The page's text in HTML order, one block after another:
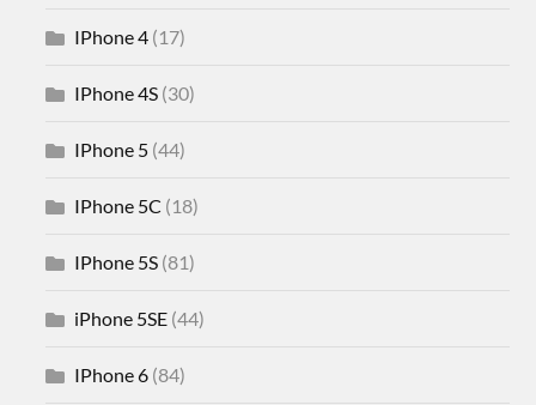
IPhone 4 (17)
IPhone 4S (30)
IPhone 5 (44)
IPhone 5C (18)
IPhone 5S (81)
iPhone 5SE (44)
IPhone 6 (84)